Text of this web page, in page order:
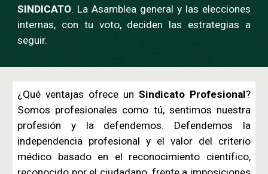
SINDICATO. La Asamblea general y las elecciones
internas, con tu voto, deciden las estrategias a
seguir.
¿Qué ventajas ofrece un Sindicato Profesional?
Somos profesionales como tú, sentimos nuestra
profesión y la defendemos. Defendemos la
independencia profesional y el valor del criterio
médico basado en el reconocimiento científico,